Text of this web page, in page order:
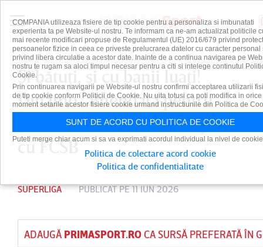
Şi bătuţi, şi cu banii luaţi!
Dinamo, amendată pentru
evenimentele de la Derby-ul
cu FCSB
SUPERLIGA PUBLICAT PE 11 IUN 2026
ADAUGĂ PRIMASPORT.ROCA SURSĂ PREFERATĂ ÎN
COMPANIA utilizeaza fisiere de tip cookie pentru a personaliza si imbunatati
experienta ta pe Website-ul nostru. Te informam ca ne-am actualizat politicile
mai recente modificari propuse de Regulamentul (UE) 2016/679 privind
persoanelor fizice in ceea ce priveste prelucrarea datelor cu caracter personal
privind libera circulatie a acestor date. Inainte de a continua navigarea pe
nostru te rugam sa aloci timpul necesar pentru a citi si intelege continutul
Cookie.
Prin continuarea navigarii pe Website-ul nostru confirmi acceptarea utilizarii
de tip cookie conform Politicii de Cookie. Nu uita totusi ca poti modifica in orice
moment setarile acestor fisiere cookie urmand instructiunile din Politica de
SUNT DE ACORD CU POLITICA DE COOKIE
Puteti merge chiar acum si sa va exprimati acordul individual la nivel de
Politica de colectare acord cookie
Politica de confidentialitate